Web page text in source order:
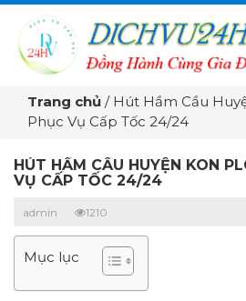
Trang chủ / Hút Hầm Cầu
Phục Vụ Cấp Tốc 24/24
HÚT HẦM CẦU HUYỆN KON
VỤ CẤP TỐC 24/24
admin 1210
Mục lục